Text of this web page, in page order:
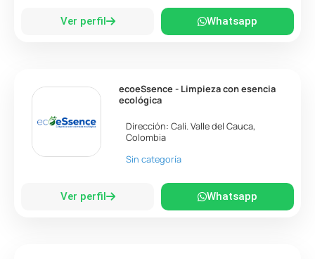
Ver perfil Whatsapp
ecoeSsence - Limpieza con esencia
ecológica
Dirección:Cali.Valle del Cauca,
Colombia
Sin categoría
Ver perfil Whatsapp